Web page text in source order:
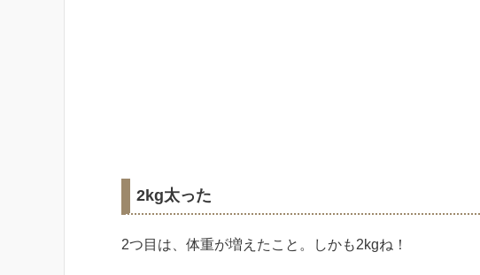
2kg太った
2つ目は、体重が増えたこと。しかも2kgね！